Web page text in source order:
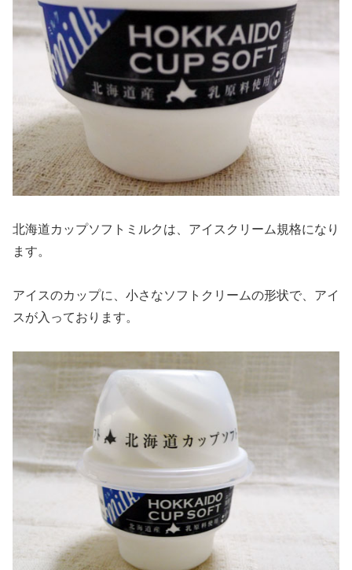
北海道カップソフトミルクは、アイスクリーム規格になり
ます。
アイスのカップに、小さなソフトクリームの形状で、アイ
スが入っております。